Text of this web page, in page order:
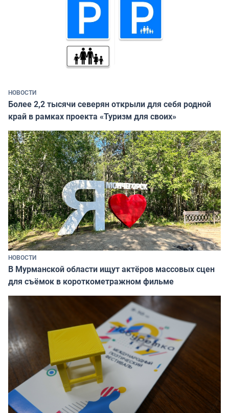
НОВОСТИ
Более 2,2 тысячи северян открыли для себя родной
край в рамках проекта «Туризм для своих»
НОВОСТИ
В Мурманской области ищут актёров массовых сцен
для съёмок в короткометражном фильме